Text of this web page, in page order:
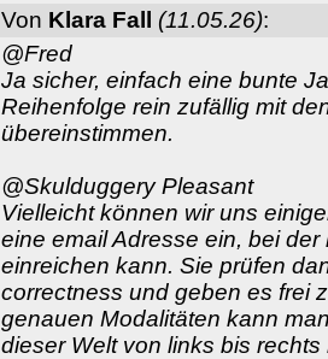
Von Klara Fall (11.05.26):
@Fred
Ja sicher, einfach eine bunte
Reihenfolge rein zufällig mit
übereinstimmen.
@Skulduggery Pleasant
Vielleicht können wir uns
eine email Adresse ein, bei
einreichen kann. Sie prüfen
correctness und geben es frei
genauen Modalitäten kann
dieser Welt von links bis rechts